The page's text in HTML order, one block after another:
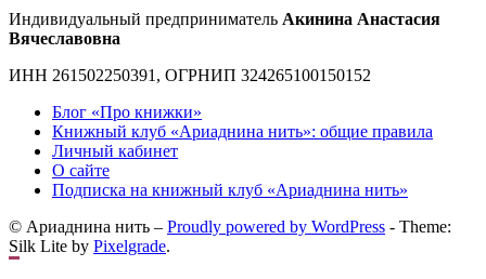
Индивидуальный предприниматель Акинина Анастасия
Вячеславовна
ИНН 261502250391, ОГРНИП 324265100150152
Блог «Про книжки»
Книжный клуб «Ариаднина нить»: общие правила
Личный кабинет
О сайте
Подписка на книжный клуб «Ариаднина нить»
© Ариаднина нить – Proudly powered by WordPress - Theme:
Silk Lite by Pixelgrade.